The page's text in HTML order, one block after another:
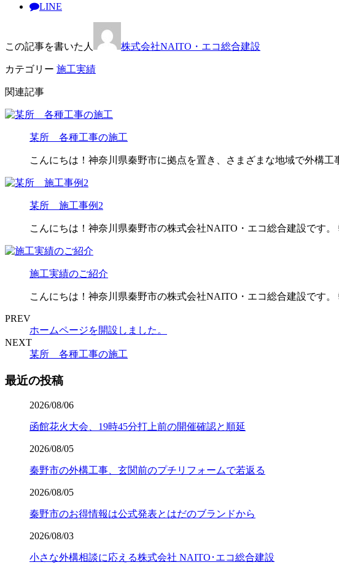
LINE
この記事を書いた人 株式会社NAITO・エコ総合建設
カテゴリー 施工実績
関連記事
某所 各種工事の施工
こんにちは！神奈川県秦野市に拠点を置き、さまざまな地域で外構
某所 施工事例2
こんにちは！神奈川県秦野市の株式会社NAITO・エコ総合建設です
施工実績のご紹介
こんにちは！神奈川県秦野市の株式会社NAITO・エコ総合建設です
PREV
ホームページを開設しました。
NEXT
某所 各種工事の施工
最近の投稿
2026/08/06
函館花火大会、19時45分打上前の開催確認と順延
2026/08/05
秦野市の外構工事、玄関前のプチリフォームで若返る
2026/08/05
秦野市のお得情報は公式発表とはだのブランドから
2026/08/03
小さな外構相談に応える株式会社 NAITO･エコ総合建設